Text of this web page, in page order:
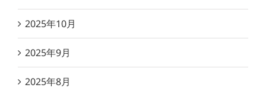
2025年10月
2025年9月
2025年8月